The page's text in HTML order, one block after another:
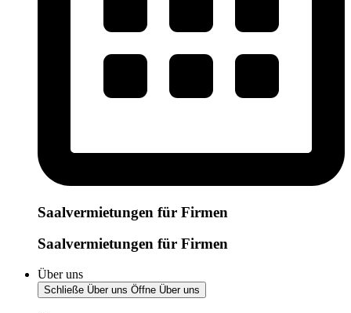
Saalvermietungen für Firmen
Saalvermietungen für Firmen
Über uns
Schließe Über uns Öffne Über uns